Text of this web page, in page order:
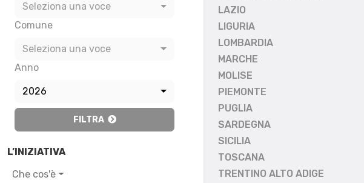
Seleziona una voce
Comune
Seleziona una voce
Anno
2026
FILTRA
L’INIZIATIVA
Che cos'è
LAZIO
LIGURIA
LOMBARDIA
MARCHE
MOLISE
PIEMONTE
PUGLIA
SARDEGNA
SICILIA
TOSCANA
TRENTINO ALTO ADIGE